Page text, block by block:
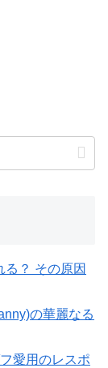
？ その原因
の華麗なる
愛用のレスポ